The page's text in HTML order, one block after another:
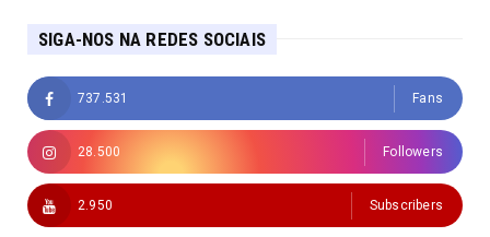
SIGA-NOS NA REDES SOCIAIS
737.531 Fans
28.500 Followers
2.950 Subscribers